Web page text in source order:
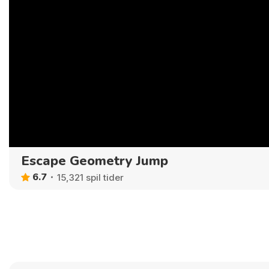
Escape Geometry Jump
6.7 15,321 spil tider